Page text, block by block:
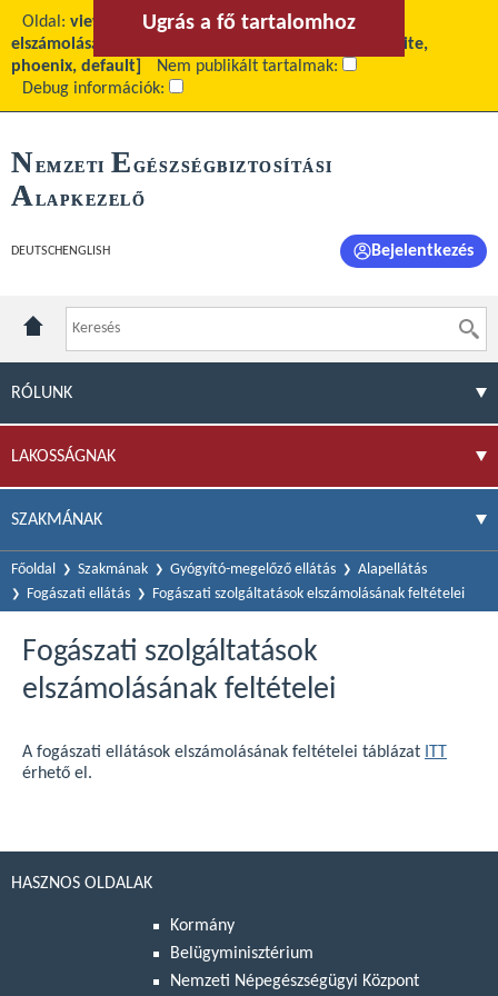
Oldal: view Fő tartalom: Fogászati szolgáltatások
elszámolásának feltételei
[site_szakmanak, site,
phoenix, default]
Nem publikált tartalmak:
Debug információk:
Ugrás a menühöz
Ugrás a fő tartalomhoz
NEMZETI E GÉSZSÉGBIZTOSÍTÁSI
ALAPKEZELŐ
DEUTSCH ENGLISH Bejelentkezés
RÓLUNK
LAKOSSÁGNAK
SZAKMÁNAK
Főoldal Szakmának Gyógyító-megelőző ellátás
Alapellátás
Fogászati ellátás
Fogászati szolgáltatások elszámolásának feltételei
Fogászati szolgáltatások
elszámolásának feltételei
A fogászati ellátások elszámolásának feltételei táblázat
érhető el.
HASZNOS OLDALAK
Kormány
Belügyminisztérium
Nemzeti Népegészségügyi Központ